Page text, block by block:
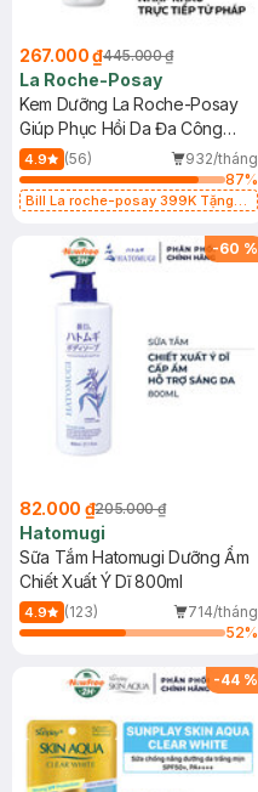
267.000 ₫445.000 ₫
La Roche-Posay
Kem Dưỡng La Roche-Posay
Giúp Phục Hồi Da Đa Công
Dụng 40ml
4.9 (56)
932/tháng
87%
Bill La roche-posay 399K Tặng
(SL có hạn)
-60 %
82.000 ₫205.000 ₫
Hatomugi
Sữa Tắm Hatomugi Dưỡng Ẩm
Chiết Xuất Ý Dĩ 800ml
4.9 (123)
714/tháng
52%
-44 %